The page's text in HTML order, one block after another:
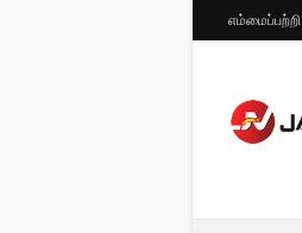
எம்மைப்பற்றி